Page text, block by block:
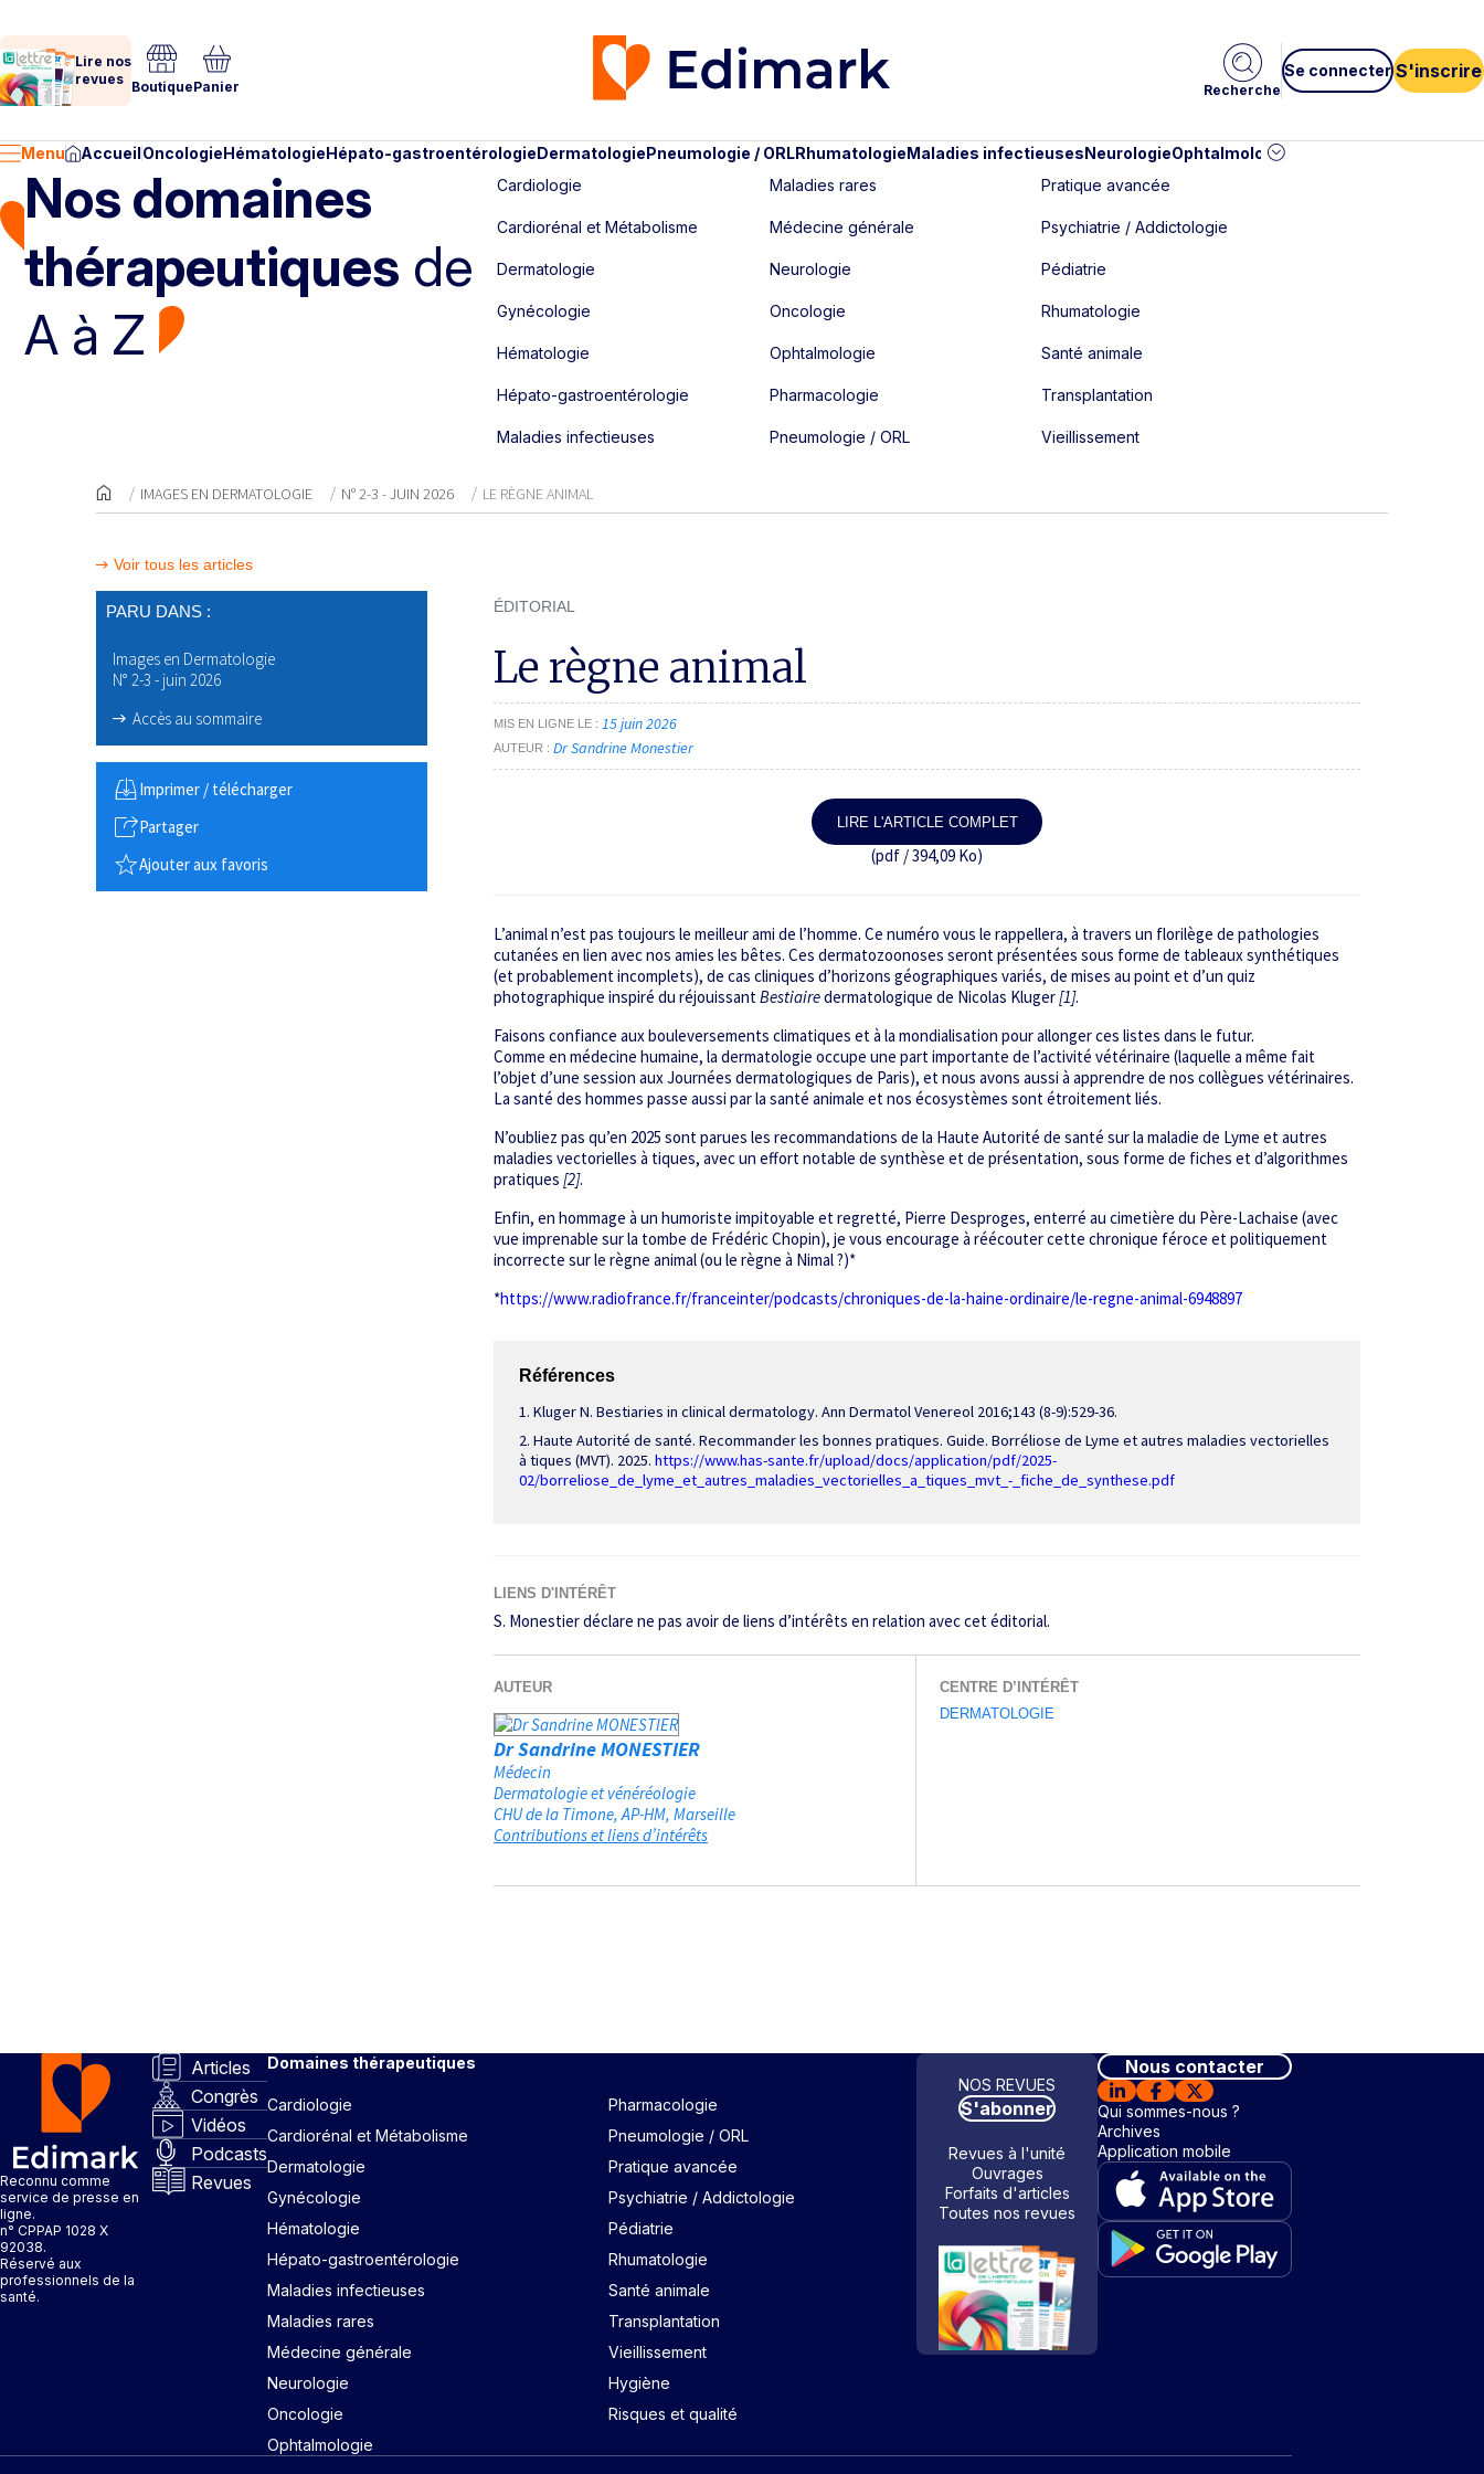
Lire nos
revues BoutiquePanier Recherche
Se connecter S'inscrire
Menu AccueilOncologieHématologieHépato-gastroentérologieDermatologiePneumologie / ORLRhumatologieMaladies infectieusesNeurologieOphtalmologie
Nos domaines
thérapeutiques de
A à Z
Cardiologie
Cardiorénal et Métabolisme
Dermatologie
Gynécologie
Hématologie
Hépato-gastroentérologie
Maladies infectieuses
Maladies rares
Médecine générale
Neurologie
Oncologie
Ophtalmologie
Pharmacologie
Pneumologie / ORL
Pratique avancée
Psychiatrie / Addictologie
Pédiatrie
Rhumatologie
Santé animale
Transplantation
Vieillissement
IMAGES EN DERMATOLOGIE N° 2-3 - JUIN 2026 LE RÈGNE ANIMAL
Voir tous les articles
PARU DANS :
Images en Dermatologie
N° 2-3 - juin 2026
Accès au sommaire
Imprimer / télécharger
Partager
Ajouter aux favoris
ÉDITORIAL
Le règne animal
MIS EN LIGNE LE 15 juin 2026
AUTEUR Dr Sandrine Monestier
LIRE L'ARTICLE COMPLET
(pdf / 394,09 Ko)
L’animal n’est pas toujours le meilleur ami de l’homme. Ce numéro vous le rappellera, à travers un florilège de pathologies
cutanées en lien avec nos amies les bêtes. Ces dermatozoonoses seront présentées sous forme de tableaux synthétiques
(et probablement incomplets), de cas cliniques d’horizons géographiques variés, de mises au point et d’un quiz
photographique inspiré du réjouissantBestiairedermatologique de Nicolas Kluger[1].
Faisons confiance aux bouleversements climatiques et à la mondialisation pour allonger ces listes dans le futur.
Comme en médecine humaine, la dermatologie occupe une part importante de l’activité vétérinaire (laquelle a même fait
l’objet d’une session aux Journées dermatologiques de Paris), et nous avons aussi à apprendre de nos collègues vétérinaires.
La santé des hommes passe aussi par la santé animale et nos écosystèmes sont étroitement liés.
N’oubliez pas qu’en 2025 sont parues les recommandations de la Haute Autorité de santé sur la maladie de Lyme et autres
maladies vectorielles à tiques, avec un effort notable de synthèse et de présentation, sous forme de fiches et d’algorithmes
pratiques [2].
Enfin, en hommage à un humoriste impitoyable et regretté, Pierre Desproges, enterré au cimetière du Père-Lachaise (avec
vue imprenable sur la tombe de Frédéric Chopin), je vous encourage à réécouter cette chronique féroce et politiquement
incorrecte sur le règne animal (ou le règne à Nimal ?)*
*https://www.radiofrance.fr/franceinter/podcasts/chroniques-de-la-haine-ordinaire/le-regne-animal-6948897
Références
1. Kluger N. Bestiaries in clinical dermatology. Ann Dermatol Venereol 2016;143 (8-9):529-36.
2. Haute Autorité de santé. Recommander les bonnes pratiques. Guide. Borréliose de Lyme et autres maladies vectorielles
à tiques (MVT). 2025. https://www.has-sante.fr/upload/docs/application/pdf/2025-
02/borreliose_de_lyme_et_autres_maladies_vectorielles_a_tiques_mvt_-_fiche_de_synthese.pdf
LIENS D'INTÉRÊT
S. Monestier déclare ne pas avoir de liens d’intérêts en relation avec cet éditorial.
AUTEUR
Dr Sandrine MONESTIER
Médecin
Dermatologie et vénéréologie
CHU de la Timone, AP-HM Marseille
Contributions et liens d’intérêts
CENTRE D’INTÉRÊT
DERMATOLOGIE
Reconnu comme
service de presse en
ligne.
n° CPPAP 1028 X
92038.
Réservé aux
professionnels de la
santé.
Articles
Congrès
Vidéos
Podcasts
Revues
Domaines thérapeutiques
Cardiologie
Cardiorénal et Métabolisme
Dermatologie
Gynécologie
Hématologie
Hépato-gastroentérologie
Maladies infectieuses
Maladies rares
Médecine générale
Neurologie
Oncologie
Ophtalmologie
Pharmacologie
Pneumologie / ORL
Pratique avancée
Psychiatrie / Addictologie
Pédiatrie
Rhumatologie
Santé animale
Transplantation
Vieillissement
Hygiène
Risques et qualité
NOS REVUES
S'abonner
Revues à l'unité
Ouvrages
Forfaits d'articles
Toutes nos revues
Nous contacter
Qui sommes-nous ?
Archives
Application mobile